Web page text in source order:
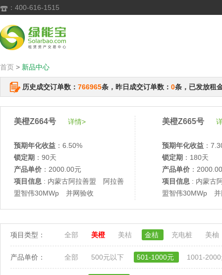
 ：400-616-1515
首页 > 新品中心
历史成交订单数： 766965条，昨日成交订单数： 0条，已发放租
美橙Z664号 详情>
预期年化收益 ：6.50%
锁定期 ：90天
产品单价 ：2000.00元
项目信息 : 内蒙古阿拉善盟 阿拉善
盟智伟30MWp 并网验收
美橙Z665号
预期年化收益 ：
锁定期 ：180天
产品单价 ：
项目信息 : 内蒙古
盟智伟30MWp 并
项目类型： 全部 美橙 美桔 金桔 充电桩 美柚
产品单价： 全部 500元以下 501-1000元 1001-